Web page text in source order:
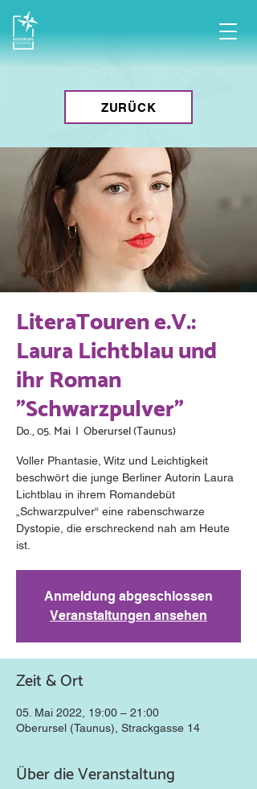
ZURÜCK
LiteraTouren e.V.:
Laura Lichtblau und
ihr Roman
"Schwarzpulver"
Do., 05. Mai
  |
Oberursel (Taunus)
Voller Phantasie, Witz und Leichtigkeit
beschwört die junge Berliner Autorin Laura
Lichtblau in ihrem Romandebüt
„Schwarzpulver“ eine rabenschwarze
Dystopie, die erschreckend nah am Heute
ist.
Anmeldung abgeschlossen
Veranstaltungen ansehen
Zeit & Ort
05. Mai 2022, 19:00 – 21:00
Oberursel (Taunus), Strackgasse 14
Über die Veranstaltung